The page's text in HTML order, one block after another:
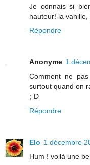
Je connais si
hauteur! la vanille,
Répondre
Anonyme 1
Comment ne
surtout quand on
;-D
Répondre
Elo 1 décembre
Hum ! voilà une